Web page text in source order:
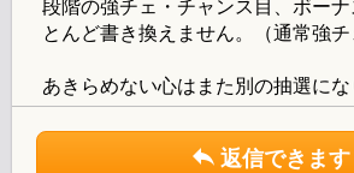
段階の強チェ・チャンス目、ボー
とんど書き換えません。（通常強チ
あきらめない心はまた別の抽選にな
返信できます